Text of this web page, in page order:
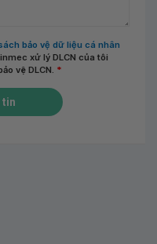
bảo vệ dữ liệu cá nhân
xử lý DLCN của tôi
vệ DLCN. *
tin